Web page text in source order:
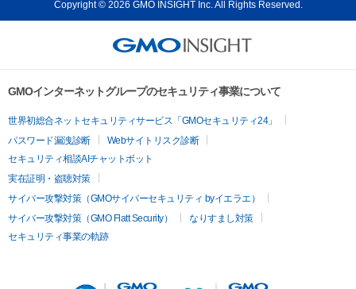
Copyright © 2026 GMO INSIGHT Inc. All Rights Reserved.
GMOインターネットグループのセキュリティ事業について
世界初総合ネットセキュリティサービス「GMOセキュリティ24」
パスワード漏洩診断
Webサイトリスク診断
セキュリティ相談AIチャットボット
実在証明・盗聴対策
サイバー攻撃対策（GMOサイバーセキュリティ byイエラエ）
サイバー攻撃対策（GMO Flatt Security）
なりすまし対策
セキュリティ事業の軌跡